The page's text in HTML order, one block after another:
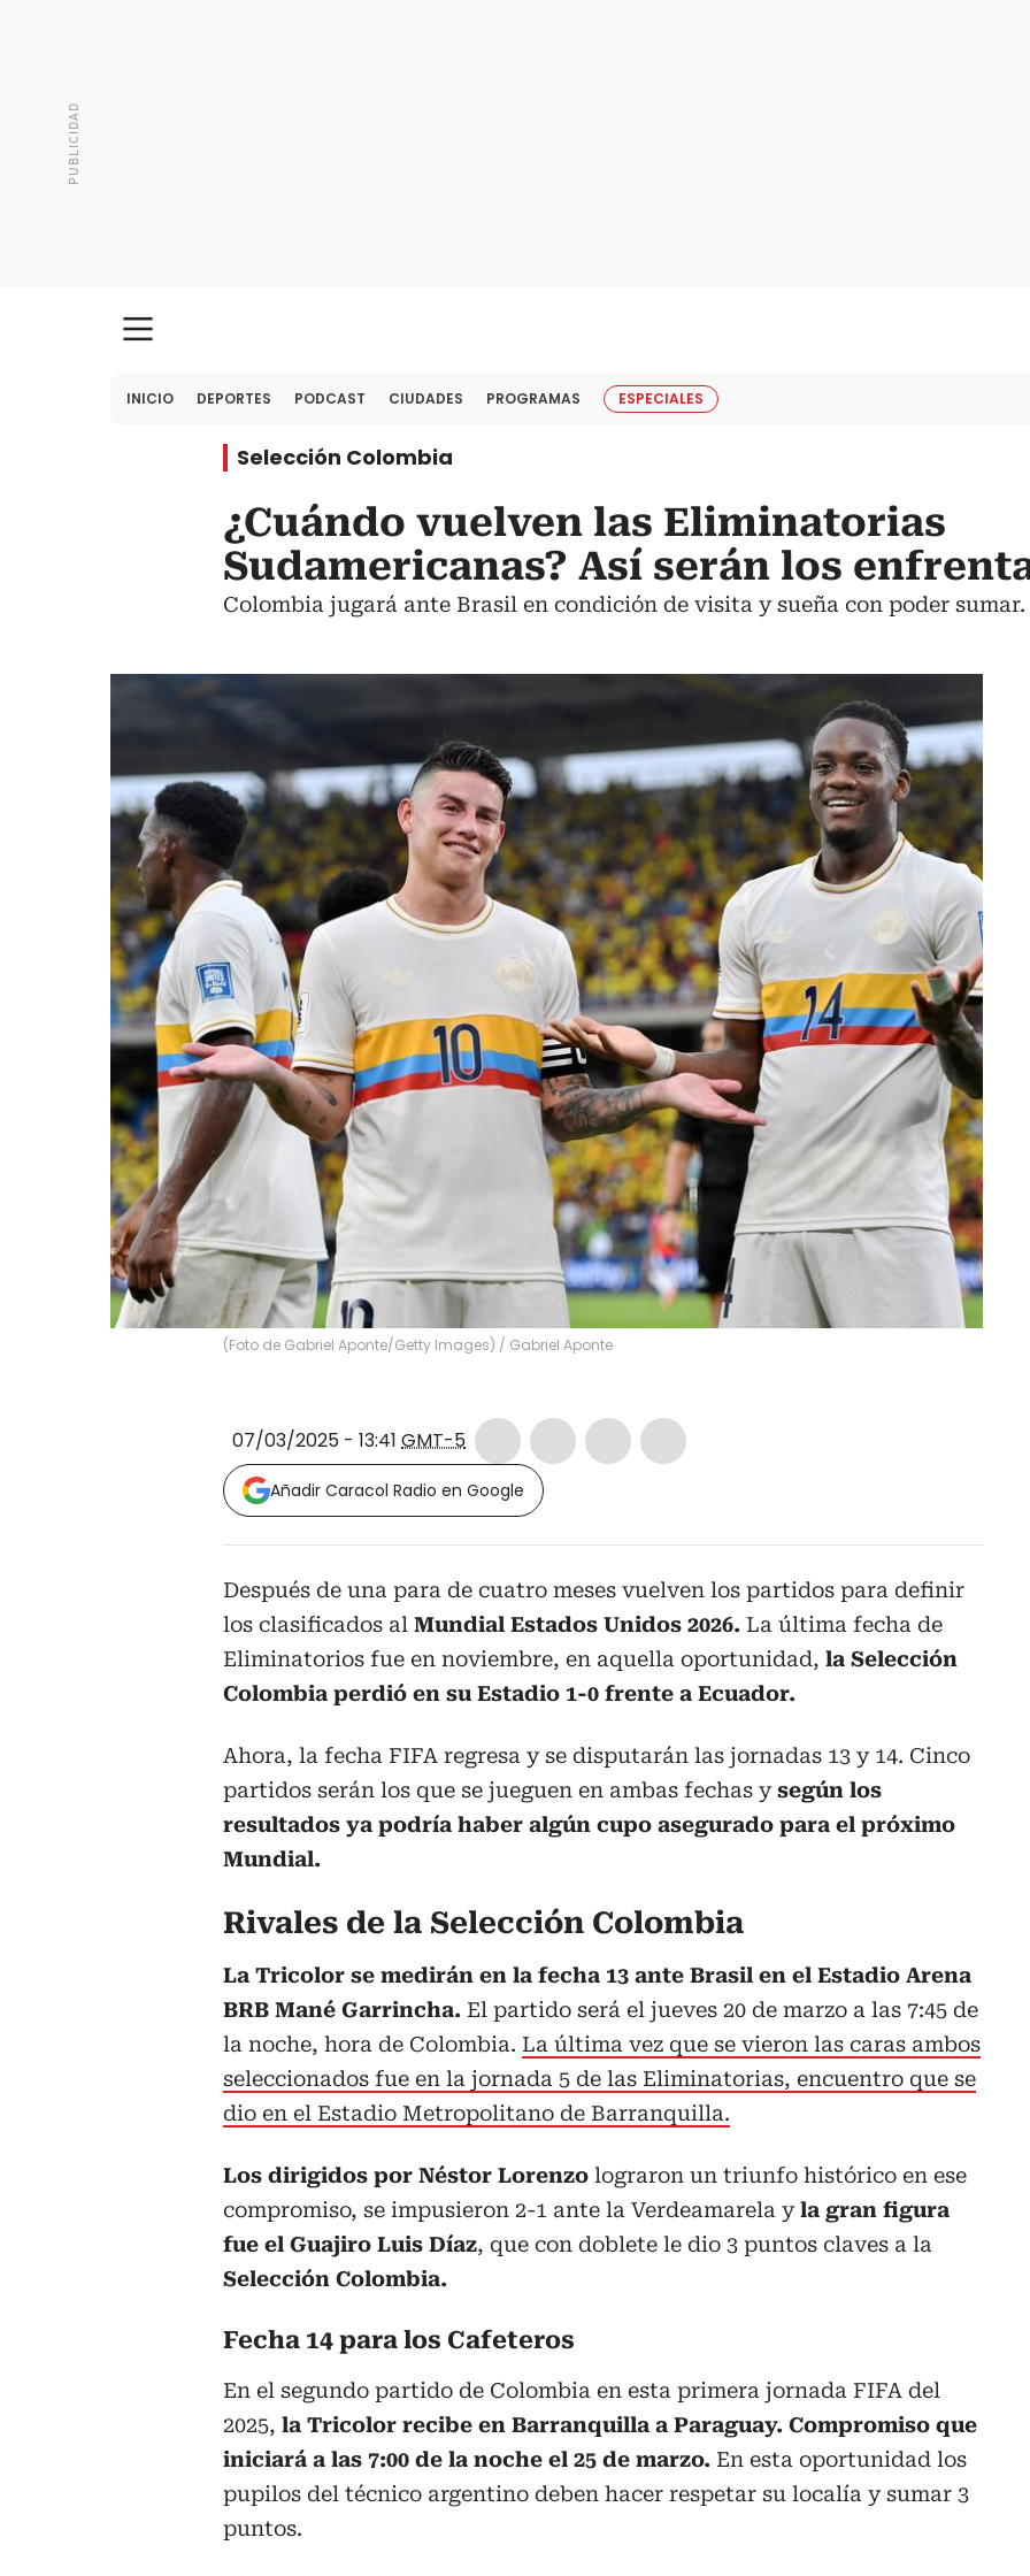
INICIO DEPORTES PODCAST CIUDADES PROGRAMAS ESPECIALES
Selección Colombia
¿Cuándo vuelven las Eliminatorias
Sudamericanas? Así serán los
Colombia jugará ante Brasil en condición de visita y sueña con poder sumar.
(Foto de Gabriel Aponte/Getty Images) / Gabriel Aponte
07/03/2025 - 13:41 GMT-5
Añadir Caracol Radio en Google
Después de una para de cuatro meses vuelven los partidos para definir
los clasificados al Mundial Estados Unidos 2026. La última fecha de
Eliminatorios fue en noviembre, en aquella oportunidad, la Selección
Colombia perdió en su Estadio 1-0 frente a Ecuador.
Ahora, la fecha FIFA regresa y se disputarán las jornadas 13 y 14. Cinco
partidos serán los que se jueguen en ambas fechas ysegún los
resultados ya podría haber algún cupo asegurado para el próximo
Mundial.
Rivales de la Selección Colombia
La Tricolor se medirán en la fecha 13 ante Brasil en el Estadio Arena
BRB Mané Garrincha. El partido será el jueves 20 de marzo a las 7:45 de
la noche, hora de Colombia. La última vez que se vieron las caras ambos
seleccionados fue en la jornada 5 de las Eliminatorias, encuentro que se
dio en el Estadio Metropolitano de Barranquilla.
Los dirigidos por Néstor Lorenzo lograron un triunfo histórico en ese
compromiso, se impusieron 2-1 ante la Verdeamarela yla gran figura
fue el Guajiro Luis Díaz, que con doblete le dio 3 puntos claves a la
Selección Colombia.
Fecha 14 para los Cafeteros
En el segundo partido de Colombia en esta primera jornada FIFA del
2025, la Tricolor recibe en Barranquilla a Paraguay. Compromiso que
iniciará a las 7:00 de la noche el 25 de marzo. En esta oportunidad los
pupilos del técnico argentino deben hacer respetar su localía y sumar 3
puntos.